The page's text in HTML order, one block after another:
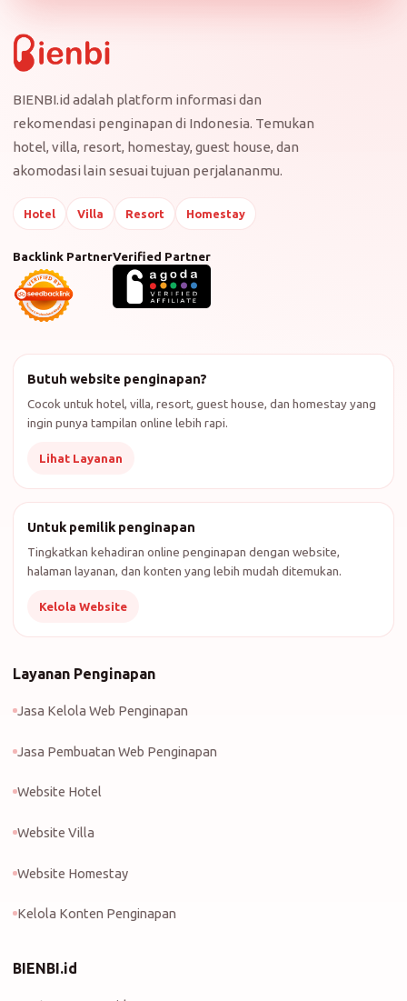
BIENBI.id adalah platform informasi dan
rekomendasi penginapan di Indonesia. Temukan
hotel, villa, resort, homestay, guest house, dan
akomodasi lain sesuai tujuan perjalananmu.
Hotel Villa Resort Homestay
Backlink PartnerVerified Partner
Butuh website penginapan?
Cocok untuk hotel, villa, resort, guest house, dan homestay yang
ingin punya tampilan online lebih rapi.
Lihat Layanan
Untuk pemilik penginapan
Tingkatkan kehadiran online penginapan dengan website,
halaman layanan, dan konten yang lebih mudah ditemukan.
Kelola Website
Layanan Penginapan
Jasa Kelola Web Penginapan
Jasa Pembuatan Web Penginapan
Website Hotel
Website Villa
Website Homestay
Kelola Konten Penginapan
BIENBI.id